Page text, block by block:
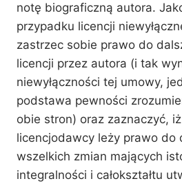
notę biograficzną autora.
przypadku licencji
zastrzec sobie prawo do
licencji przez autora (i tak
niewyłączności tej umowy,
podstawa pewności
obie stron) oraz zaznaczyć,
licencjodawcy leży prawo do
wszelkich zmian mających
integralności i całokształtu